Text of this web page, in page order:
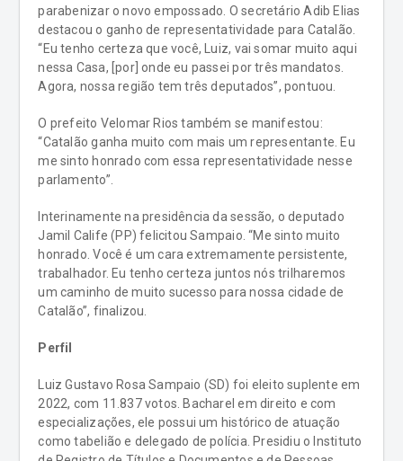
parabenizar o novo empossado. O secretário Adib Elias
destacou o ganho de representatividade para Catalão.
“Eu tenho certeza que você, Luiz, vai somar muito aqui
nessa Casa, [por] onde eu passei por três mandatos.
Agora, nossa região tem três deputados”, pontuou.
O prefeito Velomar Rios também se manifestou:
“Catalão ganha muito com mais um representante. Eu
me sinto honrado com essa representatividade nesse
parlamento”.
Interinamente na presidência da sessão, o deputado
Jamil Calife (PP) felicitou Sampaio. “Me sinto muito
honrado. Você é um cara extremamente persistente,
trabalhador. Eu tenho certeza juntos nós trilharemos
um caminho de muito sucesso para nossa cidade de
Catalão”, finalizou.
Perfil
Luiz Gustavo Rosa Sampaio (SD) foi eleito suplente em
2022, com 11.837 votos. Bacharel em direito e com
especializações, ele possui um histórico de atuação
como tabelião e delegado de polícia. Presidiu o Instituto